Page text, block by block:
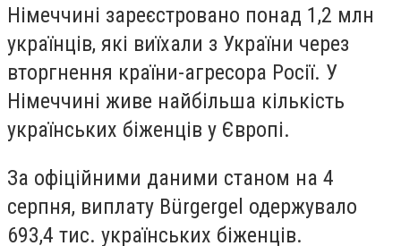
Німеччині зареєстровано понад 1,2 млн
українців, які виїхали з України через
вторгнення країни-агресора Росії. У
Німеччині живе найбільша кількість
українських біженців у Європі.
За офіційними даними станом на 4
серпня, виплату Bürgergel одержувало
693,4 тис. українських біженців.